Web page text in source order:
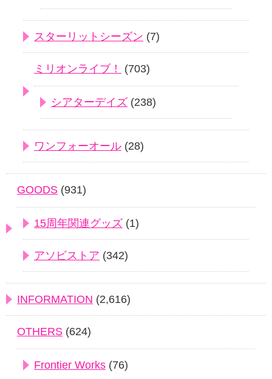
スターリットシーズン (7)
ミリオンライブ！ (703)
シアターデイズ (238)
ワンフォーオール (28)
GOODS (931)
15周年関連グッズ (1)
アソビストア (342)
INFORMATION (2,616)
OTHERS (624)
Frontier Works (76)